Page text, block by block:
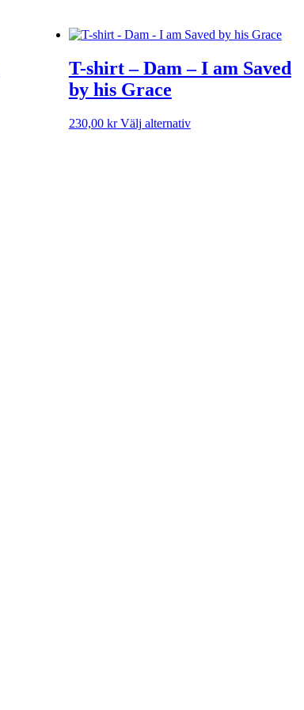
T-shirt – Dam – I am Saved
by his Grace
230,00 kr Välj alternativDen